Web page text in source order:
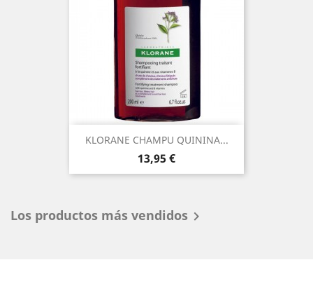
KLORANE CHAMPU QUININA...
Precio
13,95 €
Los productos más vendidos 